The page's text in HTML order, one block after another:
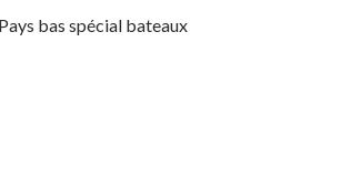
Pays bas spécial bateaux